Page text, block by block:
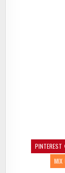
PINTEREST
MIX